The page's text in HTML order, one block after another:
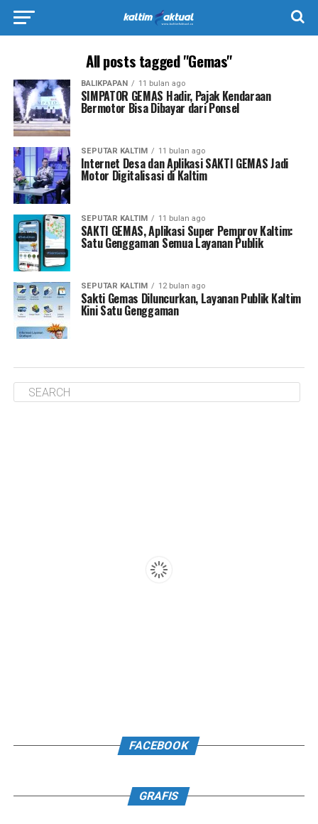
All posts tagged "Gemas"
BALIKPAPAN 11 bulan ago
SIMPATOR GEMAS Hadir, Pajak Kendaraan
Bermotor Bisa Dibayar dari Ponsel
SEPUTAR KALTIM 11 bulan ago
Internet Desa dan Aplikasi SAKTI GEMAS Jadi
Motor Digitalisasi di Kaltim
SEPUTAR KALTIM 11 bulan ago
SAKTI GEMAS, Aplikasi Super Pemprov Kaltim:
Satu Genggaman Semua Layanan Publik
SEPUTAR KALTIM 12 bulan ago
Sakti Gemas Diluncurkan, Layanan Publik Kaltim
Kini Satu Genggaman
FACEBOOK
GRAFIS